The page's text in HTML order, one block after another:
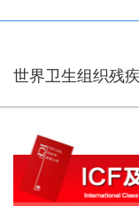
世界卫生组织残